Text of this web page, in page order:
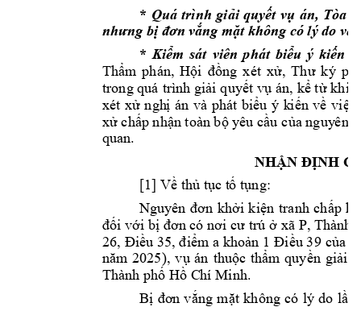
* Quá trình giải quyết vụ án, Tòa
nhưng bị đơn vắng mặt không có lý do và
* Kiểm sát viên phát biểu ý kiến
Thẩm phán, Hội đồng xét xử, Thư ký
trong quá trình giải quyết vụ án, kể từ khi
xét xử nghị án và phát biểu ý kiến về việ
xử chấp nhận toàn bộ yêu cầu của nguyên
quan.
NHẬN ĐỊNH
[1] Về thủ tục tố tụng:
Nguyên đơn khởi kiện tranh chấp
đối với bị đơn có nơi cư trú ở xã P, Thành
26, Điều 35, điểm a khoản 1 Điều 39 của
năm 2025), vụ án thuộc thẩm quyền giải
Thành phố Hồ Chí Minh.
Bị đơn vắng mặt không có lý do lần